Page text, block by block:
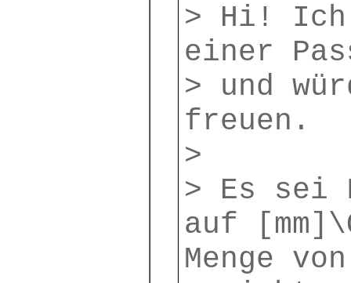
> Hi! Ich
einer
> und
freuen.
>
> Es sei
auf
Menge von